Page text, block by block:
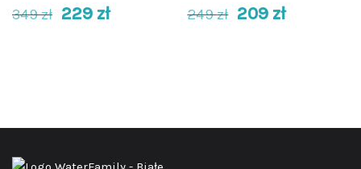
349zł 229 zł 249zł 209 zł